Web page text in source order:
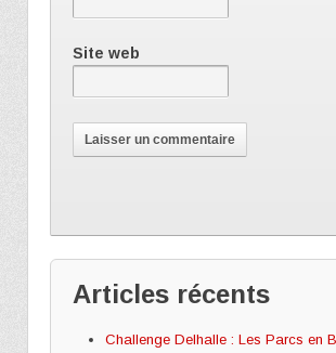
Site web
Articles récents
Challenge Delhalle : Les Parcs en